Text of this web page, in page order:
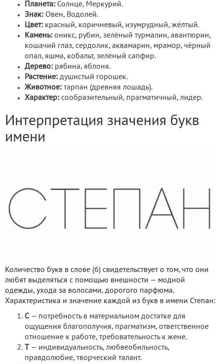
Планета: Солнце, Меркурий.
Знак: Овен, Водолей.
Цвет: красный, коричневый, изумрудный, жёлтый.
Камень: оникс, рубин, зелёный турмалин, авантюрин,
кошачий глаз, сердолик, аквамарин, мрамор, чёрный
опал, яшма, кобальт, зелёный сапфир.
Дерево: рябина, яблоня.
Растение: душистый горошек.
Животное: тарпан (древняя лошадь).
Характер: сообразительный, прагматичный, лидер.
Интерпретация значения букв
имени
Количество букв в слове (6) свидетельствует о том, что они
любят выделяться с помощью внешности — модной
одежды, ухода за волосами, дорогого парфюма.
Характеристика и значение каждой из букв в имени Степан:
С — потребность в материальном достатке для
ощущения благополучия, прагматизм, ответственное
отношение к работе, требовательность к жене.
— индивидуальность, любвеобильность,
правдолюбие, творческий талант.